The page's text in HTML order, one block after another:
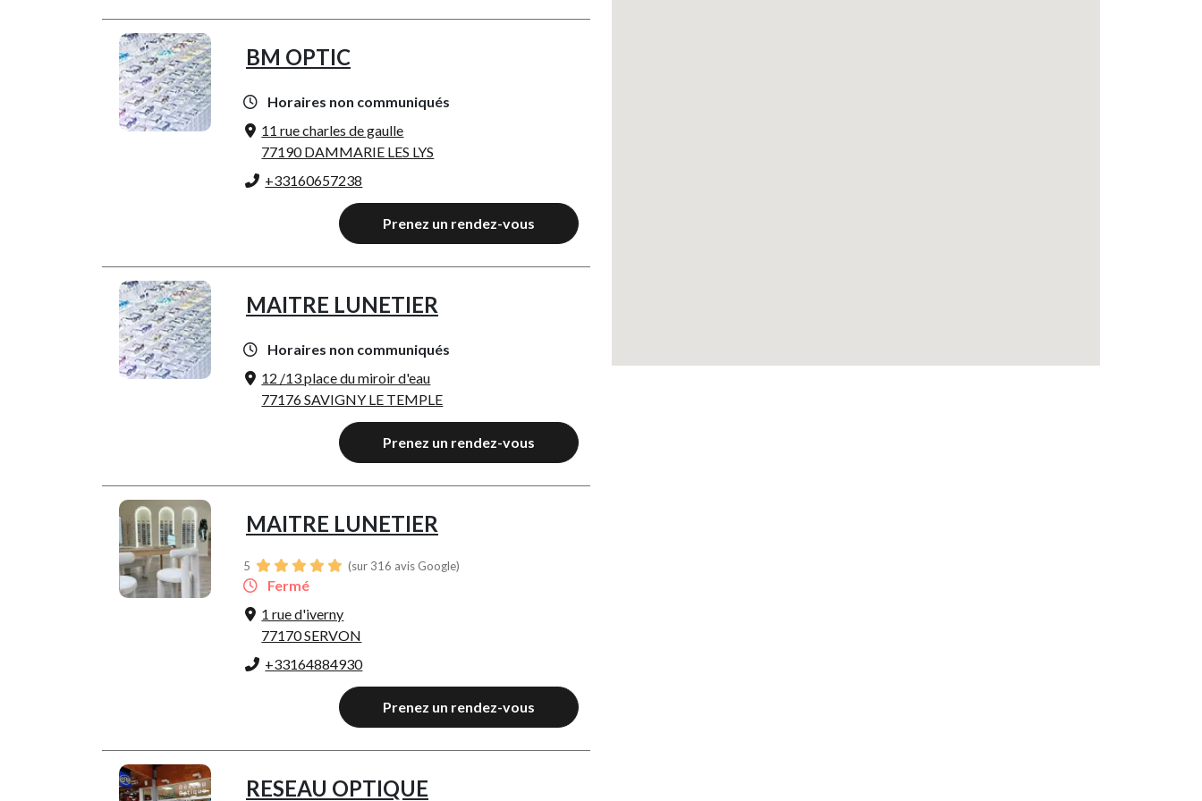
BM OPTIC
Horaires non communiqués
11 rue charles de gaulle
77190 DAMMARIE LES LYS
+33160657238
Prenez un rendez-vous
MAITRE LUNETIER
Horaires non communiqués
12 /13 place du miroir d'eau
77176 SAVIGNY LE TEMPLE
Prenez un rendez-vous
MAITRE LUNETIER
5 (sur 316 avis Google)
Fermé
1 rue d'iverny
77170 SERVON
+33164884930
Prenez un rendez-vous
RESEAU OPTIQUE